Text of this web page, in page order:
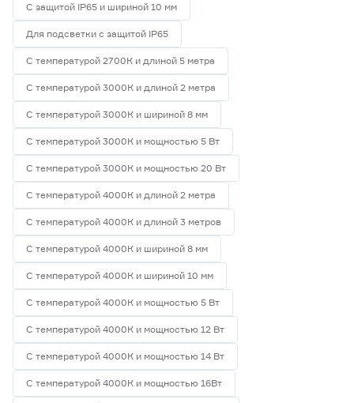
С защитой IP65 и шириной 10 мм
Для подсветки с защитой IP65
С температурой 2700К и длиной 5 метра
С температурой 3000К и длиной 2 метра
С температурой 3000К и шириной 8 мм
С температурой 3000К и мощностью 5 Вт
С температурой 3000К и мощностью 20 Вт
С температурой 4000К и длиной 2 метра
С температурой 4000К и длиной 3 метров
С температурой 4000К и шириной 8 мм
С температурой 4000К и шириной 10 мм
С температурой 4000К и мощностью 5 Вт
С температурой 4000К и мощностью 12 Вт
С температурой 4000К и мощностью 14 Вт
С температурой 4000К и мощностью 16Вт